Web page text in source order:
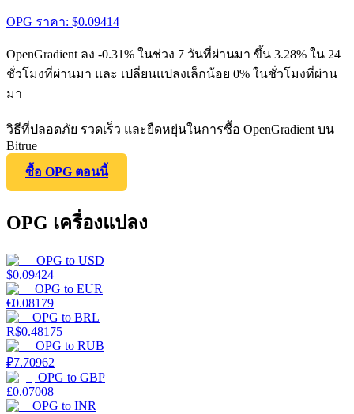
OPG ราคา: $0.09414
OpenGradient ลง -0.31% ในช่วง 7 วันที่ผ่านมา ขึ้น 3.28% ใน 24
ชั่วโมงที่ผ่านมา และ เปลี่ยนแปลงเล็กน้อย 0% ในชั่วโมงที่ผ่าน
มา
วิธีที่ปลอดภัย รวดเร็ว และยืดหยุ่นในการซื้อ OpenGradient บน
Bitrue
ซื้อ OPG ตอนนี้
OPG เครื่องแปลง
OPG to USD
$0.09424
OPG to EUR
€0.08179
OPG to BRL
R$0.48175
OPG to RUB
₽7.70962
OPG to GBP
£0.07008
OPG to INR